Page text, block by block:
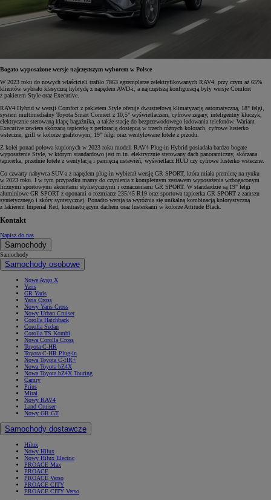
Bogato wyposażone wersje najczęstszym wyborem w Polsce
W 2023 roku do nowych właścicieli trafiło 7863 egzemplarze zelektryfikowanych RAV4, przy czym aż 65%
klientów wybrało klasyczną hybrydę z napędem AWD-i, a najczęstszą konfiguracją były wersje Comfort
z pakietem Style oraz Executive.
RAV4 Hybrid w wersji Comfort z pakietem Style oferuje dwustrefową klimatyzację automatyczną, 18" felgi,
system multimedialny Toyota Smart Connect z 10,5" wyświetlaczem, cyfrowe zegary, inteligentny kluczyk,
elektrycznie sterowaną klapę bagażnika, a także stację do bezprzewodowego ładowania telefonów. Wariant
Executive zawiera skórzaną tapicerkę z perforacją dostępną w trzech różnych kolorach, cyfrowe lusterko
wsteczne, grill w kolorze grafitowym, 19" felgi oraz wentylowane fotele z przodu.
Z kolei ponad połowa kupionych w 2023 roku modeli RAV4 Plug-in Hybrid posiadała bardzo bogate
wyposażenie Style, w którym standardowo jest m.in. elektrycznie sterowany dach panoramiczny, skórzana
tapicerka, przednie fotele z wentylacją i pamięcią ustawień, wyświetlacz HUD czy cyfrowe lusterko wsteczne.
Co czwarty nabywca SUV-a z napędem plug-in wybierał wersję GR SPORT, która miała premierę na rynku
w 2023 roku. I w tym przypadku mamy do czynienia z kompletnym zestawem wyposażenia wzbogaconym
licznymi sportowymi akcentami stylistycznymi i oznaczeniami GR SPORT. W standardzie są 19" felgi
aluminiowe GR SPORT z oponami o rozmiarze 235/45 R19 oraz sportowa tapicerka GR SPORT z zamszu
syntetycznego i skóry syntetycznej. Ponadto wersja ta wyróżnia się unikalną kombinacją kolorystyczną
z lakierem Imperial Red, kontrastującym dachem oraz lusterkami w kolorze Attitude Black.
Kontakt
Napisz do nas
Samochody
Samochody
Samochody osobowe
Nowe Aygo X
Yaris
GR Yaris
Yaris Cross
Nowy Yaris Cross
Nowy Urban Cruiser
Corolla Hatchback
Corolla Sedan
Corolla TS Kombi
Nowa Corolla Cross
Toyota C-HR
Toyota C-HR Plug-in
Nowa Toyota C-HR+
Nowa Toyota bZ4X
Nowa Toyota bZ4X Touring
Camry
Prius
Mirai
Nowy RAV4
Land Cruiser
Nowy GR GT
Samochody dostawcze
Hilux
Nowy Hilux
Nowy Hilux Electric
PROACE Max
PROACE
PROACE Verso
PROACE CITY
PROACE CITY Verso